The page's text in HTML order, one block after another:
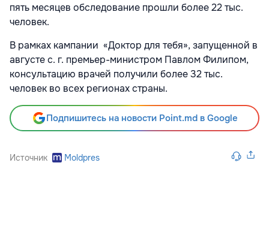
пять месяцев обследование прошли более 22 тыс.
человек.
В рамках кампании «Доктор для тебя», запущенной в
августе с. г. премьер-министром Павлом Филипом,
консультацию врачей получили более 32 тыс.
человек во всех регионах страны.
Подпишитесь на новости Point.md в Google
Источник Moldpres